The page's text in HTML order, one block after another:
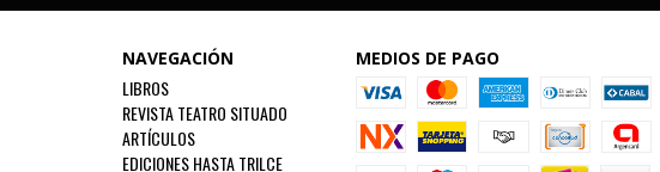
NAVEGACIÓN
LIBROS
REVISTA TEATRO SITUADO
ARTÍCULOS
EDICIONES HASTA TRILCE
MEDIOS DE PAGO